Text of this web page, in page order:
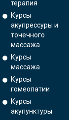
терапия
Курсы
акупрессуры и
точечного
массажа
Курсы
массажа
Курсы
гомеопатии
Курсы
акупунктуры